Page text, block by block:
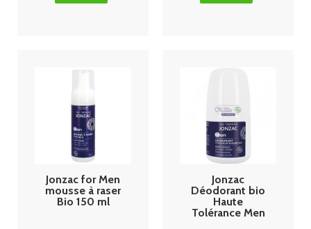
Jonzac for Men
mousse à raser
Bio 150 ml
Jonzac
Déodorant bio
Haute
Tolérance Men